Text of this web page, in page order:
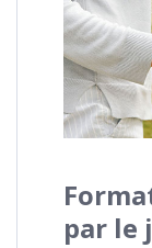
par le